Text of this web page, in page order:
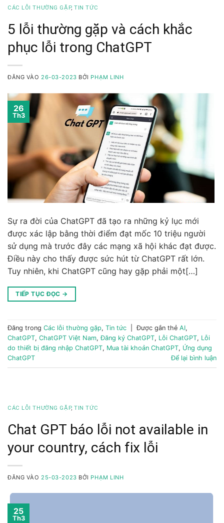
CÁC LỖI THƯỜNG GẶP,TIN TỨC
5 lỗi thường gặp và cách khắc
phục lỗi trong ChatGPT
ĐĂNG VÀO26-03-2023 BỞI PHẠM LINH
26
Th3
Sự ra đời của ChatGPT đã tạo ra những kỷ lục mới
được xác lập bằng thời điểm đạt mốc 10 triệu người
sử dụng mà trước đây các mạng xã hội khác đạt được.
Điều này cho thấy được sức hút từ ChatGPT rất lớn.
Tuy nhiên, khi ChatGPT cũng hay gặp phải một[…]
TIẾP TỤC ĐỌC →
Đăng trong Các lỗi thường gặp, Tin tức Được gắn thẻ AI,
ChatGPT, ChatGPT Việt Nam,Đăng ký ChatGPT, Lỗi ChatGPT, Lỗi
do thiết bị đăng nhập ChatGPT, Mua tài khoản ChatGPT, Ứng dụng
ChatGPT
Để lại bình luận
CÁC LỖI THƯỜNG GẶP,TIN TỨC
Chat GPT báo lỗi not available in
your country, cách fix lỗi
ĐĂNG VÀO25-03-2023 BỞI PHẠM LINH
25
Th3